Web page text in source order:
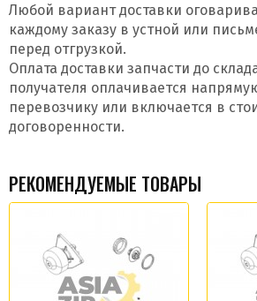
Любой вариант доставки
каждому заказу в устной или
перед отгрузкой.
Оплата доставки запчасти до
получателя оплачивается
перевозчику или включается в
договоренности.
РЕКОМЕНДУЕМЫЕ ТОВАРЫ